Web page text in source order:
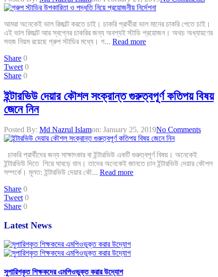
আমরা অনেকেই ভাল রিজাল্ট করতে চাই। চাকরি প্রার্থীরা ভাল মানের চাকরি পেতে চাই।
এই ভাল রিজাল্ট আর স্বপ্নের চাকরির জন্য অবশ্যই স্টাডি প্রয়োজন। অথচ অধ্যায়ণের
সহজ নিয়ম রয়েছে গ্রুপ স্টাডির মধ্যে। গ... Read more
Share 0
Tweet 0
Share 0
ইন্টারভিউ দেয়ার কৌশল সংক্রান্ত গুরুত্বপূর্ণ কতিপয় বিষয়
জেনে নিন
Posted By: Md Nazrul Islamon: January 25, 2019No Comments
চাকরি প্রার্থীদের জন্য সাক্ষাৎকার বা ইন্টারভিউ একটি গুরুত্বপূর্ণ বিষয়। অনেকেই
ইন্টারভিউ দিতে গিয়ে ঘাবড়ে যান। তাদের অনেকেই জানতে চান ইন্টারভিউ দেয়ার কৌশল
সম্পর্কে। মূলত: ইন্টারভিউ দেয়ার কৌ... Read more
Share 0
Tweet 0
Share 0
Latest News
সুপারিশকৃত শিক্ষকদের এমপিওভুক্ত করার উদ্যোগ